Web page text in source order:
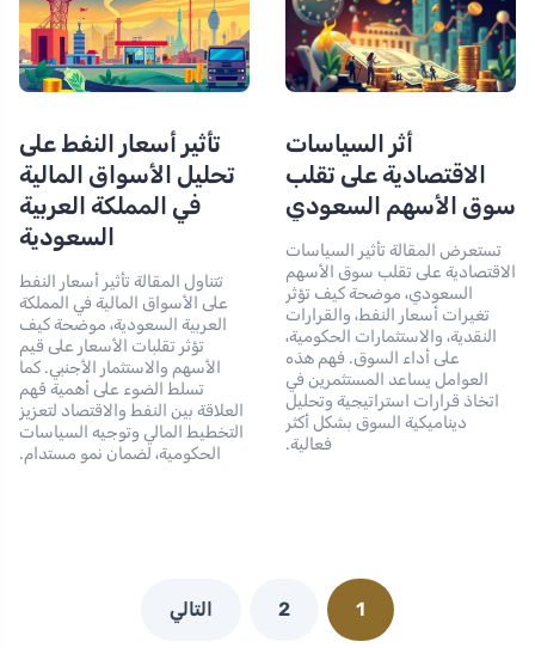
أثر السياسات
الاقتصادية على تقلب
سوق الأسهم السعودي
تستعرض المقالة تأثير السياسات
الاقتصادية على تقلب سوق الأسهم
السعودي، موضحة كيف تؤثر
تغيرات أسعار النفط، والقرارات
النقدية، والاستثمارات الحكومية،
على أداء السوق. فهم هذه
العوامل يساعد المستثمرين في
اتخاذ قرارات استراتيجية وتحليل
ديناميكية السوق بشكل أكثر
فعالية.
تأثير أسعار النفط على
تحليل الأسواق المالية
في المملكة العربية
السعودية
تتناول المقالة تأثير أسعار النفط
على الأسواق المالية في المملكة
العربية السعودية، موضحة كيف
تؤثر تقلبات الأسعار على قيم
الأسهم والاستثمار الأجنبي. كما
تسلط الضوء على أهمية فَهم
العلاقة بين النفط والاقتصاد لتعزيز
التخطيط المالي وتوجيه السياسات
الحكومية، لضمان نمو مستدام.
1
2 التالي